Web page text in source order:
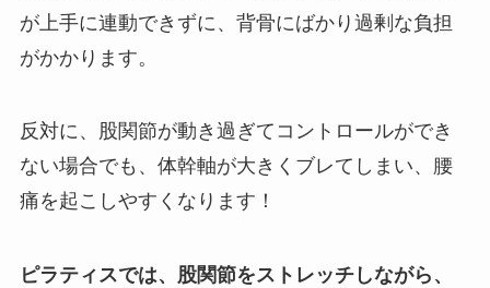
が上手に連動できずに、背骨にばかり過剰な負担
がかかります。
反対に、股関節が動き過ぎてコントロールができ
ない場合でも、体幹軸が大きくブレてしまい、腰
痛を起こしやすくなります！
ピラティスでは、股関節をストレッチしながら、